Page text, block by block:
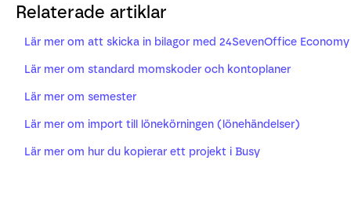
Relaterade artiklar
Lär mer om att skicka in bilagor med 24SevenOffice Economy
Lär mer om standard momskoder och kontoplaner
Lär mer om semester
Lär mer om import till lönekörningen (lönehändelser)
Lär mer om hur du kopierar ett projekt i Busy